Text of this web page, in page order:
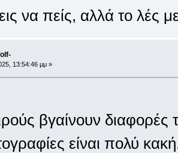
να πείς, αλλά το λές
13:54:46 μμ »
βγαίνουν διαφορές
είναι πολύ